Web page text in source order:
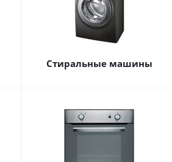
Стиральные машины